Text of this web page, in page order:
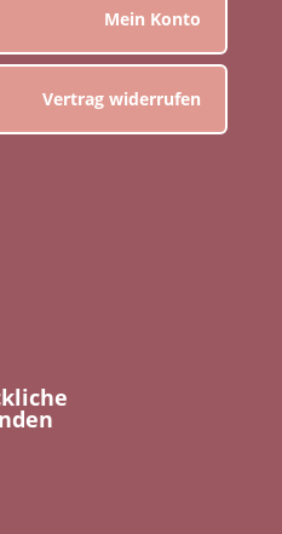
Mein Konto
Vertrag widerrufen